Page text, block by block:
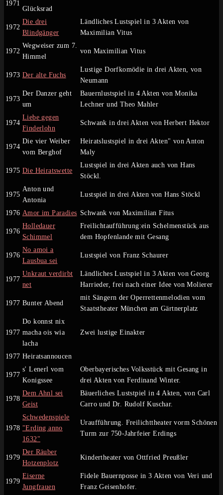
1971
Glücksrad
1972
Die drei
Blindgänger
Ländliches Lustspiel in 3 Akten von
Maximilian Vitus
1972
Wegweiser zum 7.
Himmel
von Maximilian Vitus
1973 Der alte Fuchs
Lustige Dorfkomödie in drei Akten, von
Neumann
1973
Der Danzer geht
um
Bauernlustspiel in 4 Akten von Monika
Lechner und Theo Mahler
1974
Liebe gegen
Finderlohn
Schwank in drei Akten von Herbert Hektor
1974
Die vier Weiber
vom Berghof
Heiratslustspiel in drei Akten" von Anton
Maly
1975 Die Heiratswette
Lustspiel in drei Akten auch von Hans
Stöckl.
1975
Anton und
Antonia
Lustspiel in drei Akten von Hans Stöckl
1976 Amor im Paradies Schwank von Maximilian Fitus
1976
Holledauer
Schimmel
Freilichtaufführung:ein Schelmenstück aus
dem Hopfenlande mit Gesang
1976
No amoi a
Lausbua sei
Lustspiel von Franz Schaurer
1977
Unkraut verdirbt
net
Ländliches Lustspiel in 3 Akten von Georg
Harrieder, frei nach einer Idee von Molierer
1977 Bunter Abend
mit Sängern der Operrettenmelodien vom
Staatstheater München am Gärtnerplatz
1977
Do konnst nix
macha ois wia
lacha
Zwei lustige Einakter
1977 Heiratsannoucen
1977
s' Lenerl vom
Konigssee
Oberbayerisches Volksstück mit Gesang in
drei Akten von Ferdinand Winter.
1978
Dem Ahnl sei
Geist
Bäuerliches Luststpiel in 4 Akten, von Carl
Carro und Dr. Rudolf Kuschar.
1978
Schwedenspiele
"Erding anno
1632"
Uraufführung. Freilichttheater vorm Schönen
Turm zur 750-Jahrfeier Erdings
1979
Der Räuber
Hotzenplotz
Kindertheater von Ottfried Preußler
1979
Eiserne
Jungfrauen
Fidele Bauernposse in 3 Akten von Veri und
Franz Geisenhofer.